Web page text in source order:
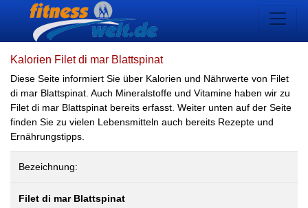
Kalorien Filet di mar Blattspinat
Diese Seite informiert Sie über Kalorien und Nährwerte von Filet
di mar Blattspinat. Auch Mineralstoffe und Vitamine haben wir zu
Filet di mar Blattspinat bereits erfasst. Weiter unten auf der Seite
finden Sie zu vielen Lebensmitteln auch bereits Rezepte und
Ernährungstipps.
Bezeichnung:
Filet di mar Blattspinat